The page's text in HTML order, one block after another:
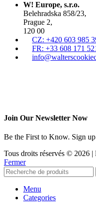
W! Europe, s.r.o.
Belehradska 858/23,
Prague 2,
120 00
CZ: +420 603 985
FR: +33 608 171
Join Our Newsletter Now
Be the First to Know. Sign
Tous droits réservés © 2026 |
Fermer
Menu
Categories